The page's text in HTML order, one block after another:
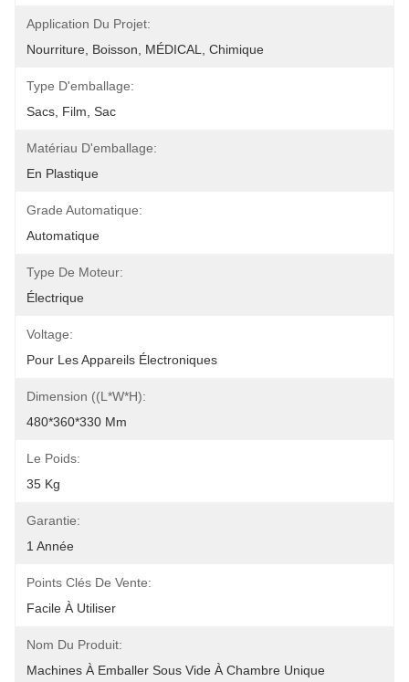
Application Du Projet:
Nourriture, Boisson, MÉDICAL, Chimique
Type D'emballage:
Sacs, Film, Sac
Matériau D'emballage:
En Plastique
Grade Automatique:
Automatique
Type De Moteur:
Électrique
Voltage:
Pour Les Appareils Électroniques
Dimension ((L*W*H):
480*360*330 Mm
Le Poids:
35 Kg
Garantie:
1 Année
Points Clés De Vente:
Facile À Utiliser
Nom Du Produit:
Machines À Emballer Sous Vide À Chambre Unique